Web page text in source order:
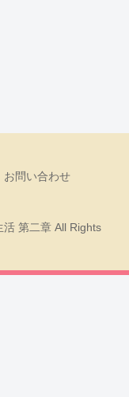
お問い合わせ
第二章 All Rights